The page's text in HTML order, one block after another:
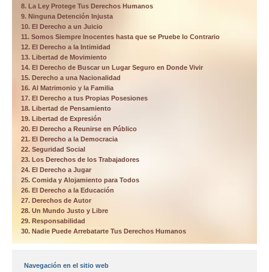
8. La Ley Protege Tus Derechos Humanos
9. Ninguna Detención Injusta
10. El Derecho a un Juicio
11. Somos Siempre Inocentes hasta que se Pruebe lo Contrario
12. El Derecho a la Intimidad
13. Libertad de Movimiento
14. El Derecho de Buscar un Lugar Seguro en Donde Vivir
15. Derecho a una Nacionalidad
16. Al Matrimonio y la Familia
17. El Derecho a tus Propias Posesiones
18. Libertad de Pensamiento
19. Libertad de Expresión
20. El Derecho a Reunirse en Público
21. El Derecho a la Democracia
22. Seguridad Social
23. Los Derechos de los Trabajadores
24. El Derecho a Jugar
25. Comida y Alojamiento para Todos
26. El Derecho a la Educación
27. Derechos de Autor
28. Un Mundo Justo y Libre
29. Responsabilidad
30. Nadie Puede Arrebatarte Tus Derechos Humanos
Navegación en el sitio web